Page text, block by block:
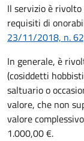
Il servizio è
requisiti di
23/11/2018, n.
In generale, è
(cosiddetti
saltuario o
valore, che non
valore
1.000,00 €.